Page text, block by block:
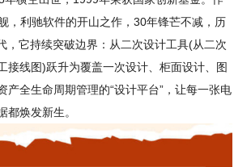
，利驰软件的开山之作，30年锋芒不减，历
，它持续突破边界：从二次设计工具(从二次
接线图)跃升为覆盖一次设计、柜面设计、图
产全生命周期管理的“设计平台”，让每一张电
都焕发新生。